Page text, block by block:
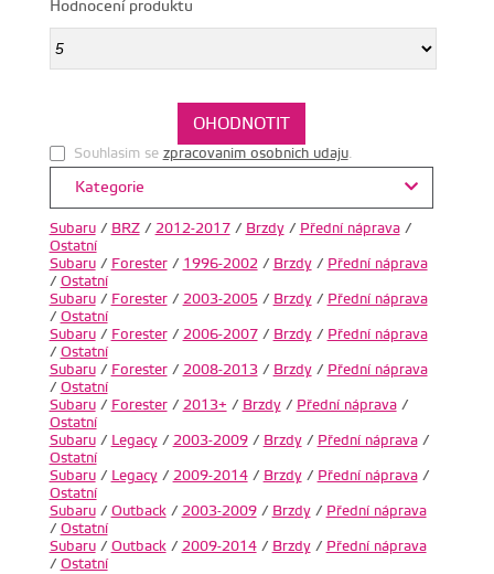
Hodnocení produktu
Souhlasim se zpracovanim osobnich udaju.
Kategorie
Subaru/ BRZ/ 2012-2017/ Brzdy/ Přední náprava/
Ostatní
Subaru/ Forester/ 1996-2002 / Brzdy/ Přední náprava
/ Ostatní
Subaru/ Forester/ 2003-2005/ Brzdy/ Přední náprava
/ Ostatní
Subaru/ Forester/ 2006-2007/ Brzdy/ Přední náprava
/ Ostatní
Subaru/ Forester/ 2008-2013/ Brzdy/ Přední náprava
/ Ostatní
Subaru/ Forester/ 2013+ / Brzdy/ Přední náprava/
Ostatní
Subaru/ Legacy/ 2003-2009/ Brzdy/ Přední náprava/
Ostatní
Subaru/ Legacy/ 2009-2014/ Brzdy/ Přední náprava/
Ostatní
Subaru/ Outback/ 2003-2009/ Brzdy/ Přední náprava
/ Ostatní
Subaru/ Outback/ 2009-2014/ Brzdy/ Přední náprava
/ Ostatní